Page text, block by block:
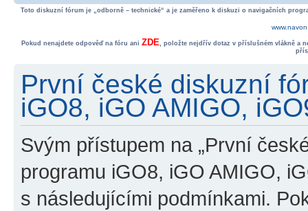
Toto diskuzní fórum je „odborně – technické“ a je zaměřeno k diskuzi o navigačních
Pokud nenajdete odpověď na fóru ani ZDE, položte nejdřív dotaz v příslušném vlákně a
První české diskuzní
iGO8, iGO AMIGO,
Svým přístupem na „První
programu iGO8, iGO AMIGO,
s následujícími podmínkami.